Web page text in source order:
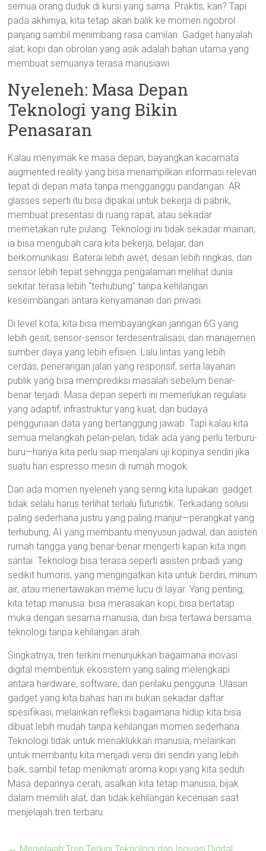
semua orang duduk di kursi yang sama. Praktis, kan? Tapi
pada akhirnya, kita tetap akan balik ke momen ngobrol
panjang sambil menimbang rasa camilan. Gadget hanyalah
alat; kopi dan obrolan yang asik adalah bahan utama yang
membuat semuanya terasa manusiawi.
Nyeleneh: Masa Depan
Teknologi yang Bikin
Penasaran
Kalau menyimak ke masa depan, bayangkan kacamata
augmented reality yang bisa menampilkan informasi relevan
tepat di depan mata tanpa mengganggu pandangan. AR
glasses seperti itu bisa dipakai untuk bekerja di pabrik,
membuat presentasi di ruang rapat, atau sekadar
memetakan rute pulang. Teknologi ini tidak sekadar mainan;
ia bisa mengubah cara kita bekerja, belajar, dan
berkomunikasi. Baterai lebih awet, desain lebih ringkas, dan
sensor lebih tepat sehingga pengalaman melihat dunia
sekitar terasa lebih “terhubung” tanpa kehilangan
keseimbangan antara kenyamanan dan privasi.
Di level kota, kita bisa membayangkan jaringan 6G yang
lebih gesit, sensor-sensor terdesentralisasi, dan manajemen
sumber daya yang lebih efisien. Lalu lintas yang lebih
cerdas, penerangan jalan yang responsif, serta layanan
publik yang bisa memprediksi masalah sebelum benar-
benar terjadi. Masa depan seperti ini memerlukan regulasi
yang adaptif, infrastruktur yang kuat, dan budaya
penggunaan data yang bertanggung jawab. Tapi kalau kita
semua melangkah pelan-pelan, tidak ada yang perlu terburu-
buru—hanya kita perlu siap menjalani uji kopinya sendiri jika
suatu hari espresso mesin di rumah mogok.
Dan ada momen nyeleneh yang sering kita lupakan: gadget
tidak selalu harus terlihat terlalu futuristik. Terkadang solusi
paling sederhana justru yang paling manjur—perangkat yang
terhubung, AI yang membantu menyusun jadwal, dan asisten
rumah tangga yang benar-benar mengerti kapan kita ingin
santai. Teknologi bisa terasa seperti asisten pribadi yang
sedikit humoris, yang mengingatkan kita untuk berdiri, minum
air, atau menertawakan meme lucu di layar. Yang penting,
kita tetap manusia: bisa merasakan kopi, bisa bertatap
muka dengan sesama manusia, dan bisa tertawa bersama
teknologi tanpa kehilangan arah.
Singkatnya, tren terkini menunjukkan bagaimana inovasi
digital membentuk ekosistem yang saling melengkapi
antara hardware, software, dan perilaku pengguna. Ulasan
gadget yang kita bahas hari ini bukan sekadar daftar
spesifikasi, melainkan refleksi bagaimana hidup kita bisa
dibuat lebih mudah tanpa kehilangan momen sederhana.
Teknologi tidak untuk menaklukkan manusia, melainkan
untuk membantu kita menjadi versi diri sendiri yang lebih
baik, sambil tetap menikmati aroma kopi yang kita seduh.
Masa depannya cerah, asalkan kita tetap manusia, bijak
dalam memilih alat, dan tidak kehilangan keceriaan saat
menjelajah tren terbaru.